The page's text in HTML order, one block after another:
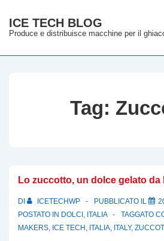
Vai
contenuto
ICE TECH BLOG
Produce e distribuisce macchine per il
Tag:
Lo zuccotto, un dolce gelato da
DI ICETECHWP PUBBLICATO IL
POSTATO IN DOLCI , ITALIA TAGGATO
MAKERS, ICE TECH , ITALIA, ITALY,